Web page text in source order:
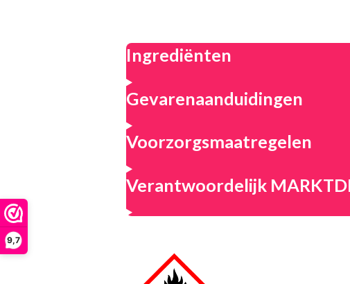
9,7
Ingrediënten
Gevarenaanduidingen
Voorzorgsmaatregelen
Verantwoordelijk